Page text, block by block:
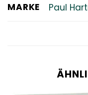
MARKE Paul